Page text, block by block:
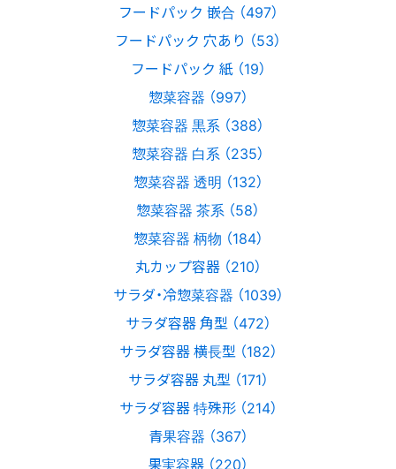
フードパック 嵌合 （497）
フードパック 穴あり （53）
フードパック 紙 （19）
惣菜容器 （997）
惣菜容器 黒系 （388）
惣菜容器 白系 （235）
惣菜容器 透明 （132）
惣菜容器 茶系 （58）
惣菜容器 柄物 （184）
丸カップ容器 （210）
サラダ・冷惣菜容器 （1039）
サラダ容器 角型 （472）
サラダ容器 横長型 （182）
サラダ容器 丸型 （171）
サラダ容器 特殊形 （214）
青果容器 （367）
果実容器 （220）